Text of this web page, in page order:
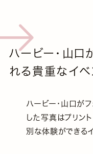
ハービー・山口
れる貴重なイベ
ハービー・山口が
した写真はプリン
別な体験ができるイ